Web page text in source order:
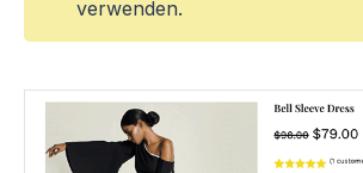
verwenden.